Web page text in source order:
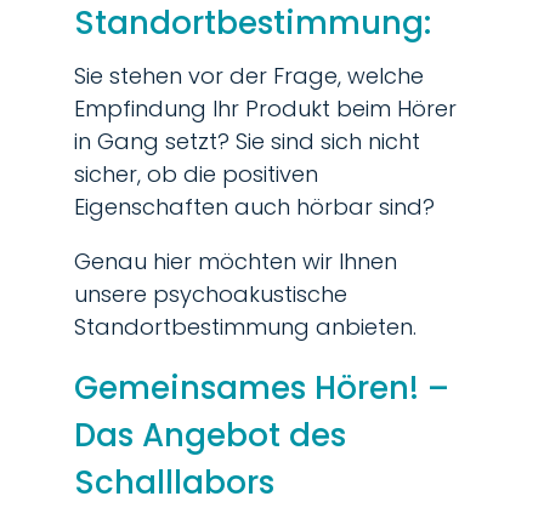
Standortbestimmung:
Sie stehen vor der Frage, welche
Empfindung Ihr Produkt beim Hörer
in Gang setzt? Sie sind sich nicht
sicher, ob die positiven
Eigenschaften auch hörbar sind?
Genau hier möchten wir Ihnen
unsere psychoakustische
Standortbestimmung anbieten.
Gemeinsames Hören! –
Das Angebot des
Schalllabors